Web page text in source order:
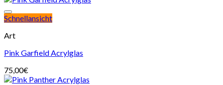
Schnellansicht
Art
Pink Garfield Acrylglas
75,00€